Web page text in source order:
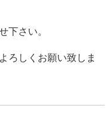
下さい。
ろしくお願い致しま